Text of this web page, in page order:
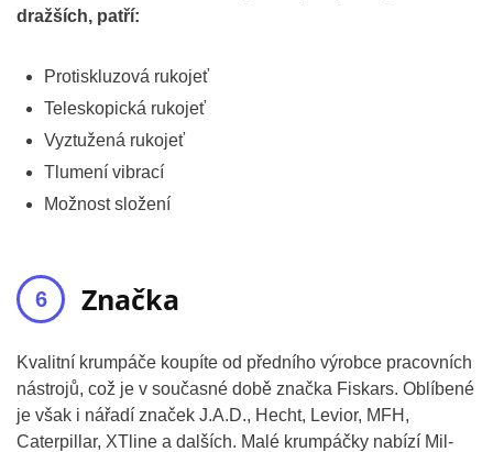
dražších, patří:
Protiskluzová rukojeť
Teleskopická rukojeť
Vyztužená rukojeť
Tlumení vibrací
Možnost složení
Značka
Kvalitní krumpáče koupíte od předního výrobce pracovních
nástrojů, což je v současné době značka Fiskars. Oblíbené
je však i nářadí značek J.A.D., Hecht, Levior, MFH,
Caterpillar, XTline a dalších. Malé krumpáčky nabízí Mil-